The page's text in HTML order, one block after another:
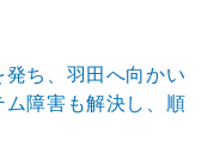
ち、羽田へ向かい
ム障害も解決し、順